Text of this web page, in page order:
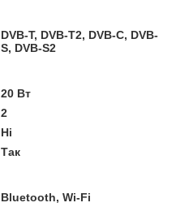
DVB-T, DVB-T2, DVB-C, DVB-
S, DVB-S2
20 Вт
2
Ні
Так
Bluetooth, Wi-Fi